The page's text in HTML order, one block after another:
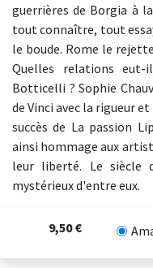
guerrières de Borgia à
tout connaître, tout
le boude. Rome le
Quelles relations eut-
Botticelli ? Sophie
de Vinci avec la rigueur
succès de La passion
ainsi hommage aux
leur liberté. Le siècle
mystérieux d'entre eux.
9,50 €